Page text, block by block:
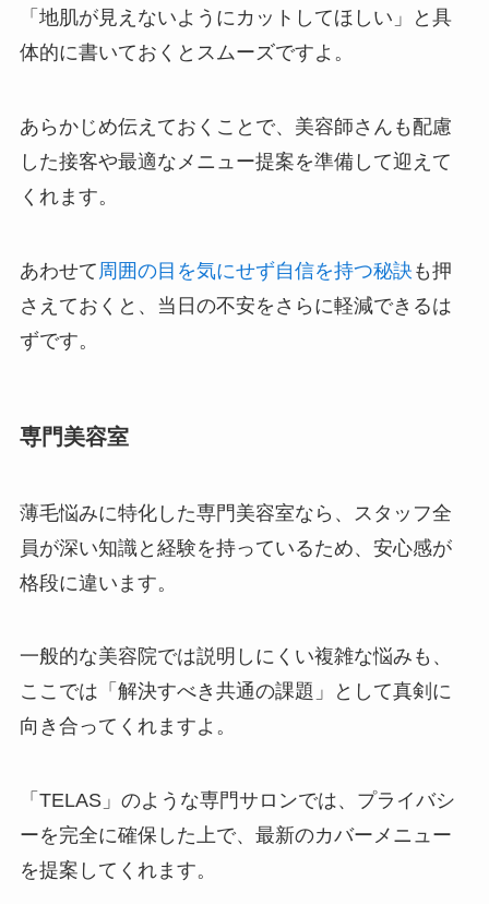
「地肌が見えないようにカットしてほしい」と具
体的に書いておくとスムーズですよ。
あらかじめ伝えておくことで、美容師さんも配慮
した接客や最適なメニュー提案を準備して迎えて
くれます。
あわせて 周囲の目を気にせず自信を持つ秘訣 も押
さえておくと、当日の不安をさらに軽減できるは
ずです。
専門美容室
薄毛悩みに特化した専門美容室なら、スタッフ全
員が深い知識と経験を持っているため、安心感が
格段に違います。
一般的な美容院では説明しにくい複雑な悩みも、
ここでは「解決すべき共通の課題」として真剣に
向き合ってくれますよ。
「TELAS」のような専門サロンでは、プライバシ
ーを完全に確保した上で、最新のカバーメニュー
を提案してくれます。